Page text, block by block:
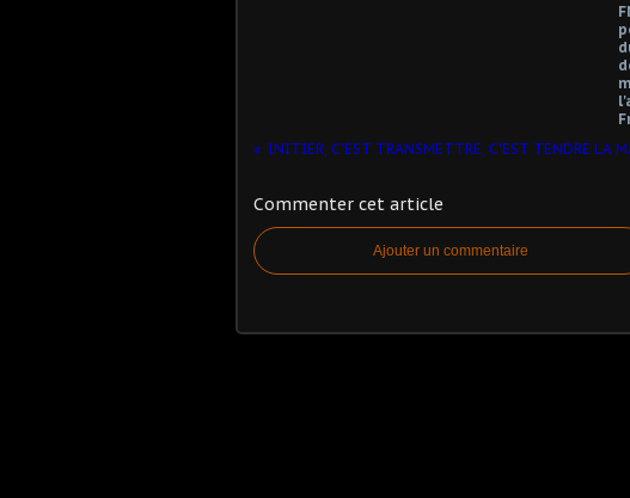
INITIER, C'EST TRANSMETTRE, C'EST TENDRE LA
Commenter cet article
Ajouter un commentaire